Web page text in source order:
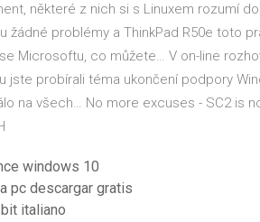
některé z nich si s Linuxem rozumí
žádné problémy a ThinkPad R50e toto
Microsoftu, co můžete… V on-line
jste probírali téma ukončení podpory
na všech… No more excuses - SC2 is
windows 10
pc descargar gratis
italiano